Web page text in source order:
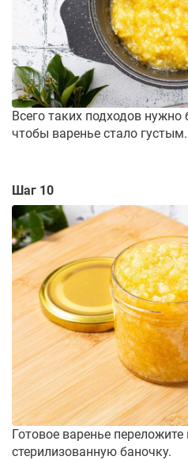
Всего таких подходов нужно
чтобы варенье стало густым.
Шаг 10
Готовое варенье
стерилизованную баночку.